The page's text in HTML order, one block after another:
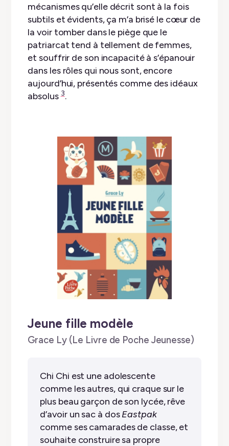
mécanismes qu’elle décrit sont à la fois
subtils et évidents, ça m’a brisé le cœur de
la voir tomber dans le piège que le
patriarcat tend à tellement de femmes,
et souffrir de son incapacité à s’épanouir
dans les rôles qui nous sont, encore
aujourd’hui, présentés comme des idéaux
absolus3.
Jeune fille modèle
by
Grace Ly (Le Livre de Poche Jeunesse)
Chi Chi est une adolescente
comme les autres, qui craque sur le
plus beau garçon de son lycée, rêve
d’avoir un sac à dosEastpak
comme ses camarades de classe, et
souhaite construire sa propre